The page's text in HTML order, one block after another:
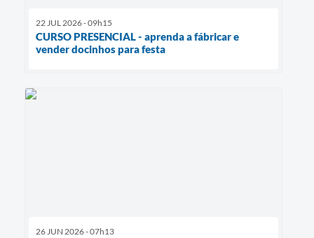
22 JUL 2026 - 09h15
CURSO PRESENCIAL - aprenda a fábricar e
vender docinhos para festa
26 JUN 2026 - 07h13